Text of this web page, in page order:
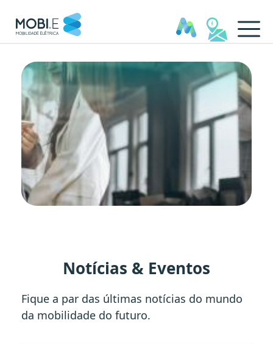
Notícias & Eventos
Fique a par das últimas notícias do mundo
da mobilidade do futuro.